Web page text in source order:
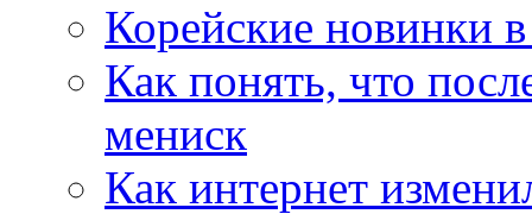
Корейские новинки
Как понять, что
мениск
Как интернет